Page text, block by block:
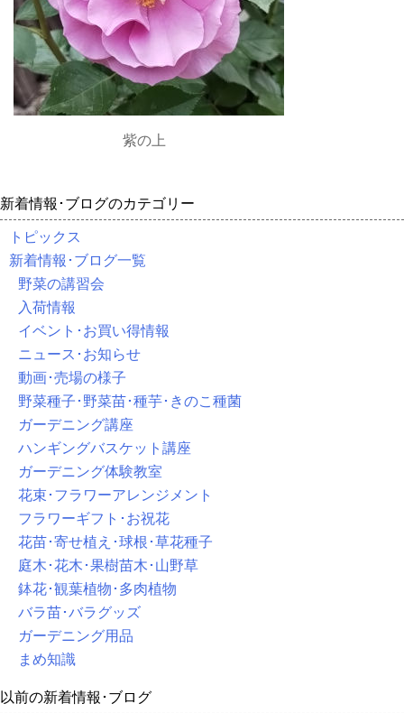
紫の上
新着情報･ブログのカテゴリー
トピックス
新着情報･ブログ一覧
野菜の講習会
入荷情報
イベント･お買い得情報
ニュース･お知らせ
動画･売場の様子
野菜種子･野菜苗･種芋･きのこ種菌
ガーデニング講座
ハンギングバスケット講座
ガーデニング体験教室
花束･フラワーアレンジメント
フラワーギフト･お祝花
花苗･寄せ植え･球根･草花種子
庭木･花木･果樹苗木･山野草
鉢花･観葉植物･多肉植物
バラ苗･バラグッズ
ガーデニング用品
まめ知識
以前の新着情報･ブログ